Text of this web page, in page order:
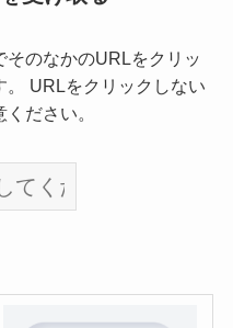
のなかのURLをクリッ
。 URLをクリックしない
ださい。